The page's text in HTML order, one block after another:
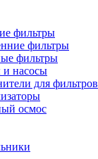
фильтры
фильтры
фильтры
насосы
для фильтров
осмос